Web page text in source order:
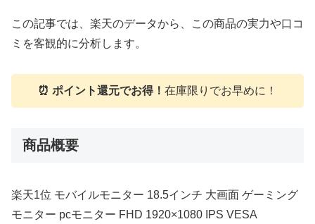
この記事では、楽天のデータから、この商品の実力や口コ
ミを客観的に分析します。
⏰ ポイント還元でお得！ 在庫限りでお早めに！
商品概要
楽天1位 モバイルモニター 18.5インチ 大画面 ゲーミング
モニター pcモニター FHD 1920×1080 IPS VESA